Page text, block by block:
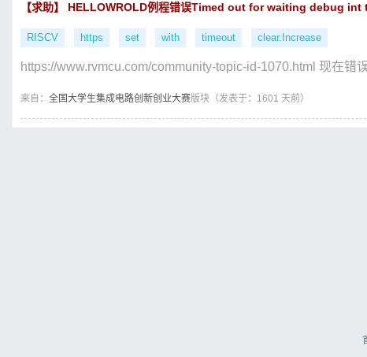
【求助】 HELLOWROLD例程错误Timed out for waiting debug int
RISCV https set with timeout clear.Increase
https://www.rvmcu.com/community-topic-id-1070.html 现在错
来自： 全国大学生集成电路创新创业大赛版块（发表于：1601 天前）